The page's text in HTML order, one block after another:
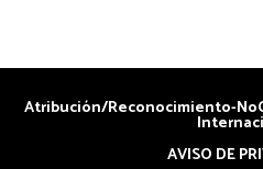
Atribución/Reconocimiento-
AVISO DE